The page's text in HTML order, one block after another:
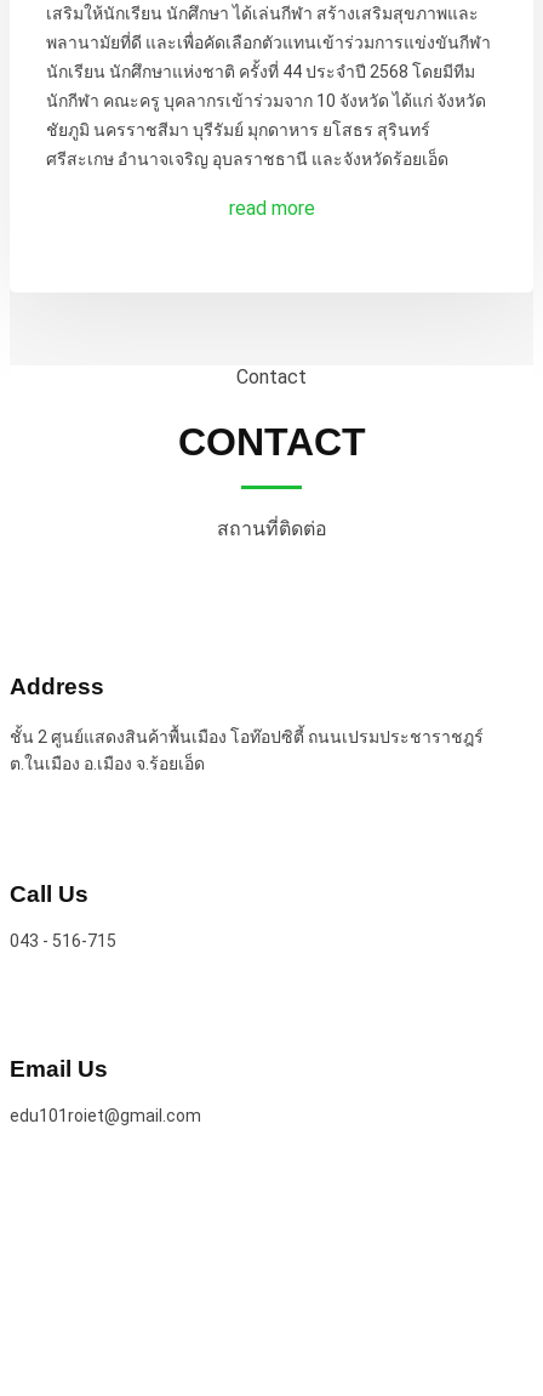
เสริมให้นักเรียน นักศึกษา ได้เล่นกีฬา สร้างเสริมสุขภาพและ
พลานามัยที่ดี และเพื่อคัดเลือกตัวแทนเข้าร่วมการแข่งขันกีฬา
นักเรียน นักศึกษาแห่งชาติ ครั้งที่ 44 ประจำปี 2568 โดยมีทีม
นักกีฬา คณะครู บุคลากรเข้าร่วมจาก 10 จังหวัด ได้แก่ จังหวัด
ชัยภูมิ นครราชสีมา บุรีรัมย์ มุกดาหาร ยโสธร สุรินทร์
ศรีสะเกษ อำนาจเจริญ อุบลราชธานี และจังหวัดร้อยเอ็ด
read more
Contact
CONTACT
สถานที่ติดต่อ
Address
ชั้น 2 ศูนย์แสดงสินค้าพื้นเมือง โอท๊อปซิตี้ ถนนเปรมประชาราชฎร์
ต.ในเมือง อ.เมือง จ.ร้อยเอ็ด
Call Us
043 - 516-715
Email Us
edu101roiet@gmail.com